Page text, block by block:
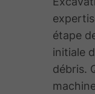
étape
initiale
débris.